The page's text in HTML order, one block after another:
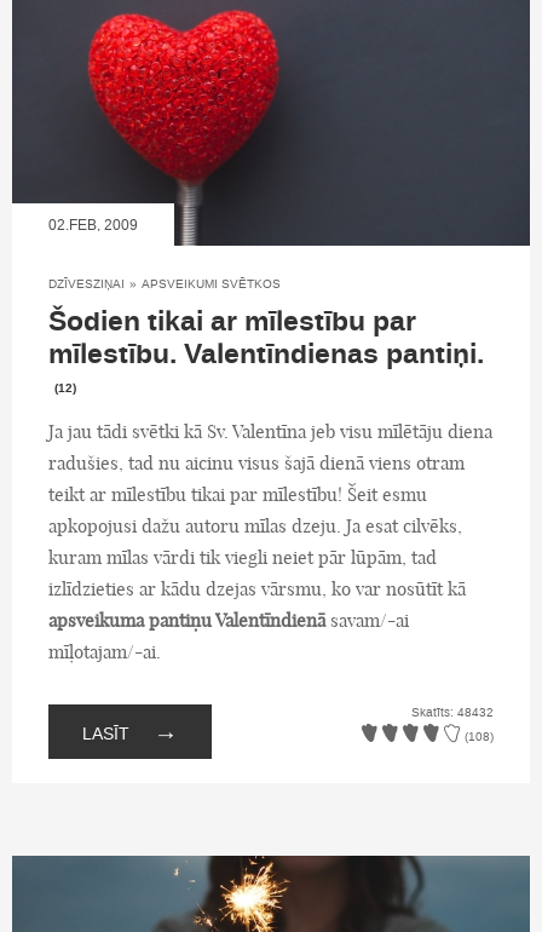
02.FEB, 2009
DZĪVESZIŅAI » APSVEIKUMI SVĒTKOS
Šodien tikai ar mīlestību par
mīlestību. Valentīndienas pantiņi.
(12)
Ja jau tādi svētki kā Sv. Valentīna jeb visu mīlētāju diena
radušies, tad nu aicinu visus šajā dienā viens otram
teikt ar mīlestību tikai par mīlestību! Šeit esmu
apkopojusi dažu autoru mīlas dzeju. Ja esat cilvēks,
kuram mīlas vārdi tik viegli neiet pār lūpām, tad
izlīdzieties ar kādu dzejas vārsmu, ko var nosūtīt kā
apsveikuma pantiņu Valentīndienā savam/-ai
mīļotajam/-ai.
LASĪT →
Skatīts: 48432
(108)